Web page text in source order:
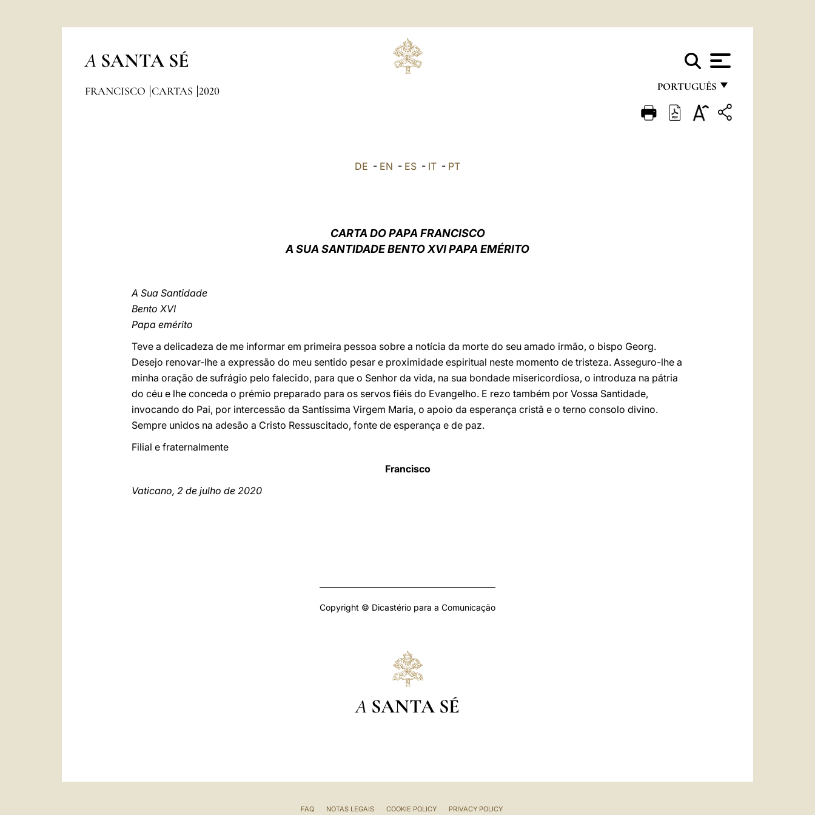
A SANTA SÉ
PORTUGUÊS
FRANÇAIS
FRANCISCO CARTAS 2020
DE - EN - ES - IT - PT
CARTA DO PAPA FRANCISCO
A SUA SANTIDADE BENTO XVI PAPA EMÉRITO
A Sua Santidade
Bento XVI
Papa emérito
Teve a delicadeza de me informar em primeira pessoa sobre a notícia da morte do seu amado irmão, o bispo Georg.
Desejo renovar-lhe a expressão do meu sentido pesar e proximidade espiritual neste momento de tristeza. Asseguro-lhe a
minha oração de sufrágio pelo falecido, para que o Senhor da vida, na sua bondade misericordiosa, o introduza na pátria
do céu e lhe conceda o prémio preparado para os servos fiéis do Evangelho. E rezo também por Vossa Santidade,
invocando do Pai, por intercessão da Santíssima Virgem Maria, o apoio da esperança cristã e o terno consolo divino.
Sempre unidos na adesão a Cristo Ressuscitado, fonte de esperança e de paz.
Filial e fraternalmente
Francisco
Vaticano, 2 de julho de 2020
Copyright © Dicastério para a Comunicação
A SANTA SÉ
FAQ NOTAS LEGAIS COOKIE POLICY PRIVACY POLICY